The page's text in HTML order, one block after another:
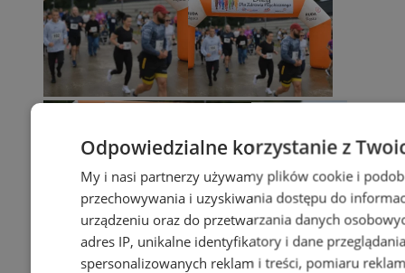
Odpowiedzialne korzystanie z
My i nasi partnerzy używamy plików cookie i
przechowywania i uzyskiwania dostępu do
urządzeniu oraz do przetwarzania danych
adres IP, unikalne identyfikatory i dane
spersonalizowanych reklam i treści, pomiaru